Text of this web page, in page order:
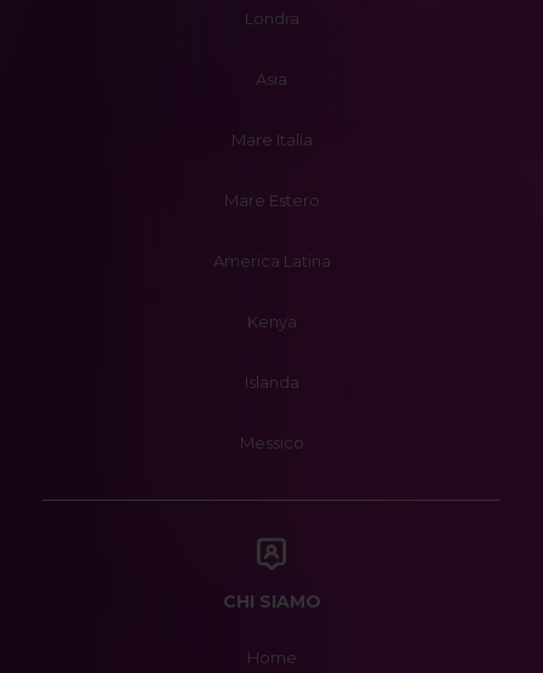
Londra
Asia
Mare Italia
Mare Estero
America Latina
Kenya
Islanda
Messico
CHI SIAMO
Home